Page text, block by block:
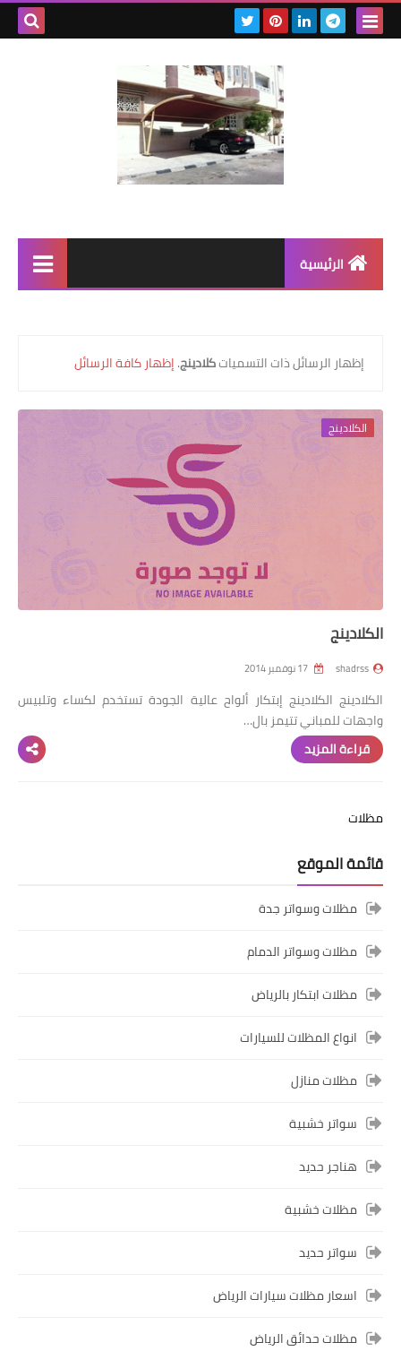
الرئيسية
رابط فرعي
رابط فرعي
‏إظهار الرسائل ذات التسمياتكلادينج.إظهار كافة الرسائل
الكلادينج
الكلادينج
shadrss
الكلادينج الكلادينج إبتكار ألواح عالية الجودة تستخدم لكساء وتلبيس
واجهات للمباني تتيمز بال…
قراءة المزيد
مظلات
قائمة الموقع
مظلات وسواتر جدة
مظلات وسواتر الدمام
مظلات ابتكار بالرياض
انواع المظلات للسيارات
مظلات منازل
سواتر خشبية
هناجر حديد
مظلات خشبية
سواتر حديد
اسعار مظلات سيارات الرياض
مظلات حدائق الرياض